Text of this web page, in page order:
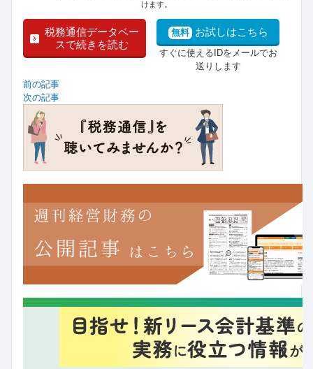
けます。
税務通信データベー
スで続きを読む
無料 お試しはこちら
すぐに使えるIDをメールでお
送りします
前の記事
次の記事